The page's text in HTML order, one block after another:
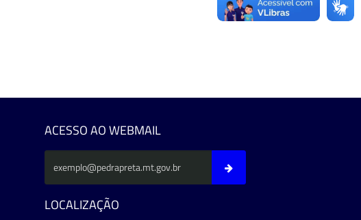
ACESSO AO WEBMAIL
LOCALIZAÇÃO